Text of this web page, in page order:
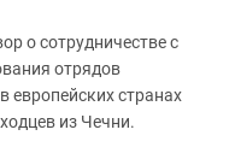
о сотрудничестве с
отрядов
европейских странах
из Чечни.